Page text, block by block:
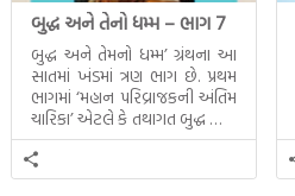
બુદ્ધ અને તેનો ધમ્મ – ભાગ 7
બુદ્ધ અને તેમનો ધમ્મ’ ગ્રંથના આ
સાતમાં ખંડમાં ત્રણ ભાગ છે. પ્રથમ
ભાગમાં ‘મહાન પરિવ્રાજકની અંતિમ
ચારિકા’ એટલે કે તથાગત બુદ્ધ સાથે
સતત પરિભ્રમણ કરતા સહચારીઓ
સાથે ફરી એકવારની
મુલાકાત, બીજા ભાગમાં તથાગતે